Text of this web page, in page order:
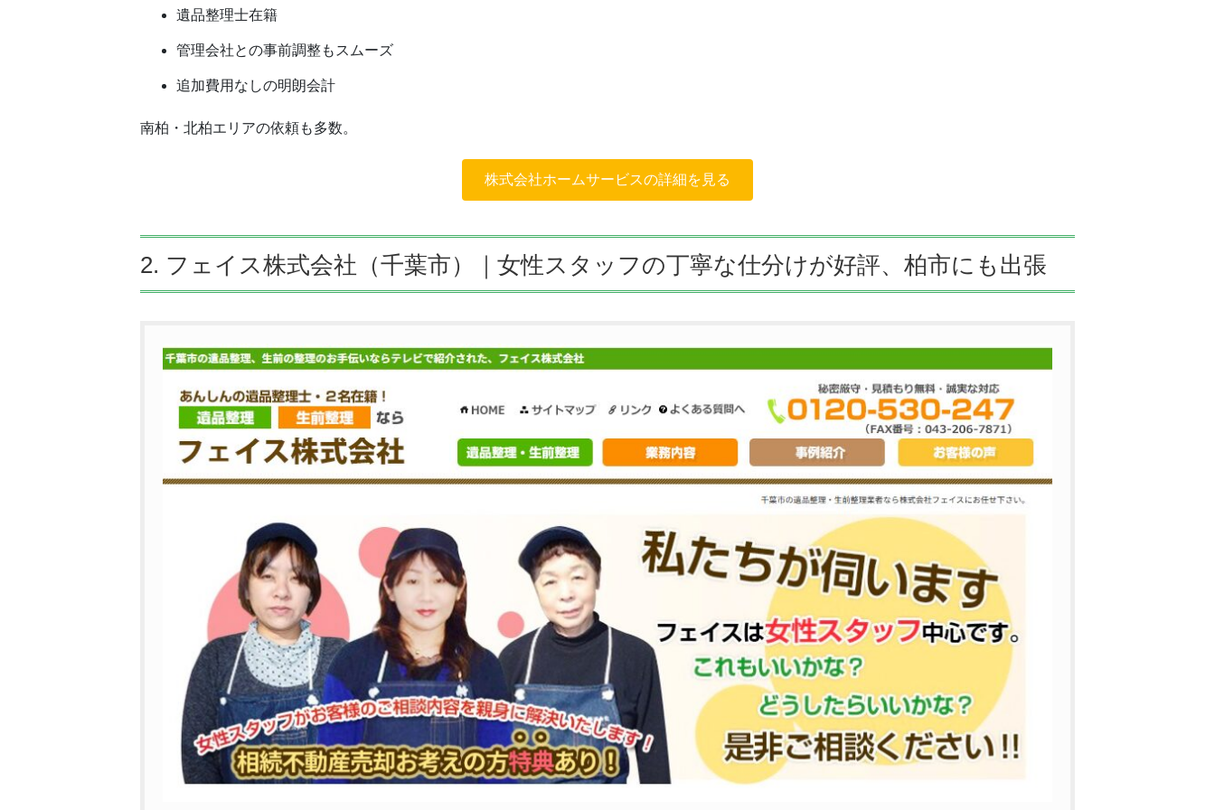
遺品整理士在籍
管理会社との事前調整もスムーズ
追加費用なしの明朗会計
南柏・北柏エリアの依頼も多数。
株式会社ホームサービスの詳細を見る
2. フェイス株式会社（千葉市）｜女性スタッフの丁寧な仕分けが好評、柏市にも出張